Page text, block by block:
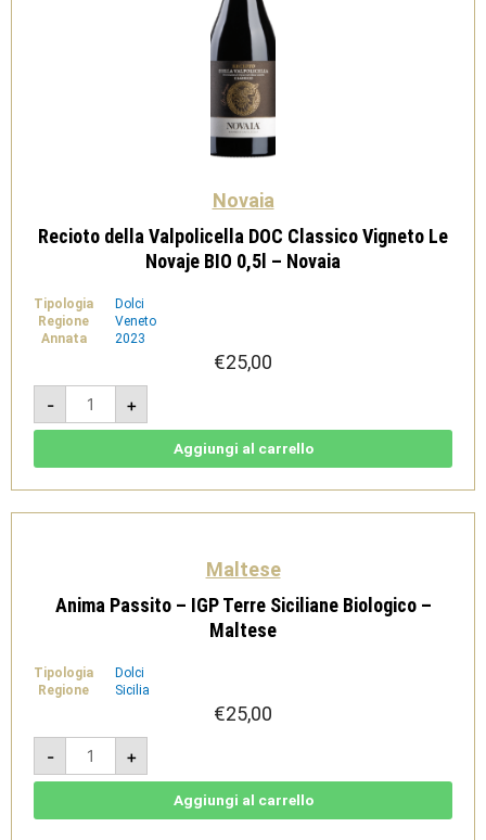
Novaia
Recioto della Valpolicella DOC Classico Vigneto Le
Novaje BIO 0,5l – Novaia
Tipologia
Dolci
Regione
Veneto
Annata
2023
€25,00
-
Recioto
della
Valpolicella
DOC
Novaje
0,5l
+
Aggiungi al carrello
Maltese
Anima Passito – IGP Terre Siciliane Biologico –
Maltese
Tipologia
Dolci
Regione
Sicilia
€25,00
-
Anima
Passito
-
IGP
+
Aggiungi al carrello